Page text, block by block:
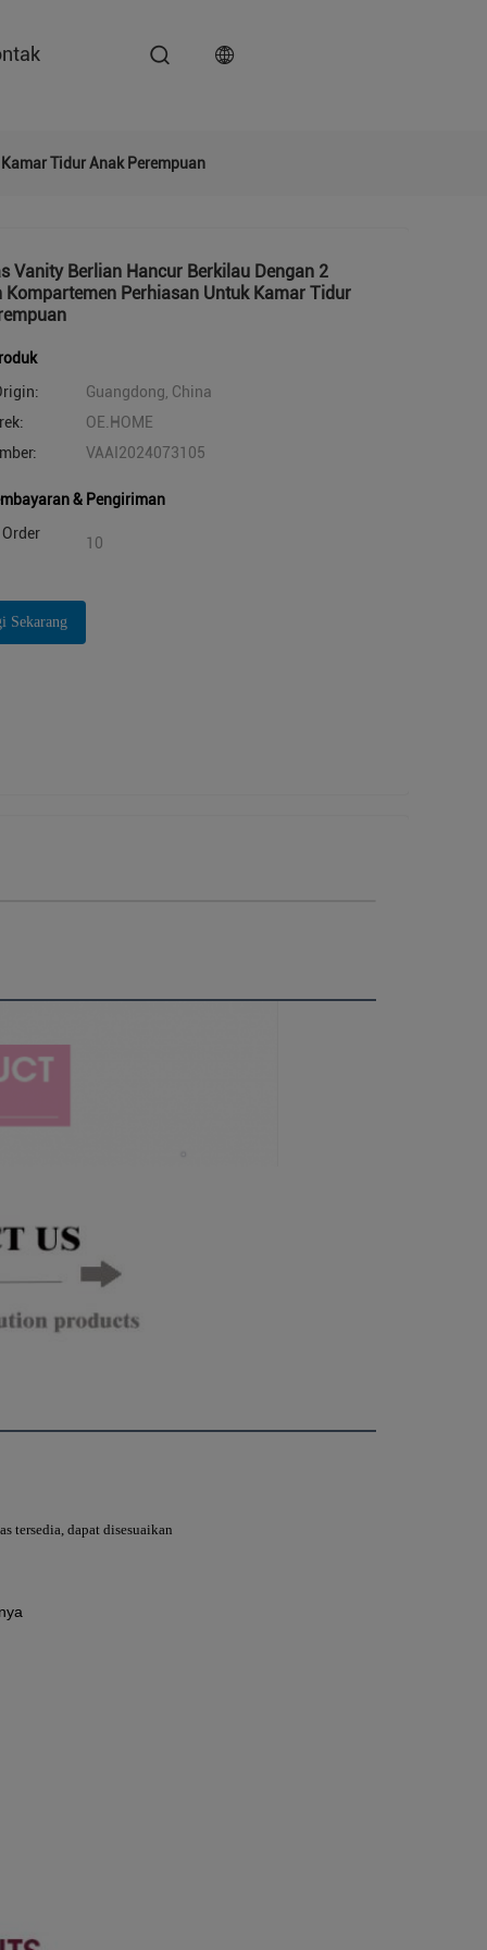
Tidur Anak Perempuan
Vanity Berlian Hancur Berkilau Dengan 2
Kompartemen Perhiasan Untuk Kamar Tidur
Guangdong, China
OE.HOME
VAAI2024073105
& Pengiriman
10
Sekarang
tersedia, dapat disesuaikan